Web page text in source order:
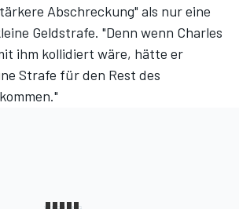
Abschreckung" als nur eine
Geldstrafe. "Denn wenn Charles
ihm kollidiert wäre, hätte er
Strafe für den Rest des